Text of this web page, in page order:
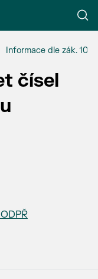
Informace dle zák.
čísel